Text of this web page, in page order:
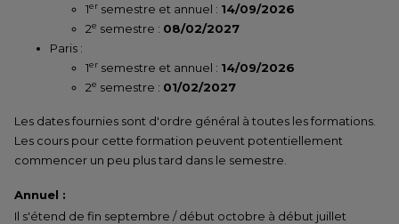
1er semestre et annuel : 14/09/2026
2e semestre : 08/02/2027
Paris :
1er semestre et annuel : 14/09/2026
2e semestre : 01/02/2027
Les dates fournies sont d'ordre général à toutes les formations.
Les cours pour cette formation peuvent potentiellement
commencer un peu plus tard dans le semestre.
Annuel :
Il s'étend de fin septembre / début octobre à début juillet